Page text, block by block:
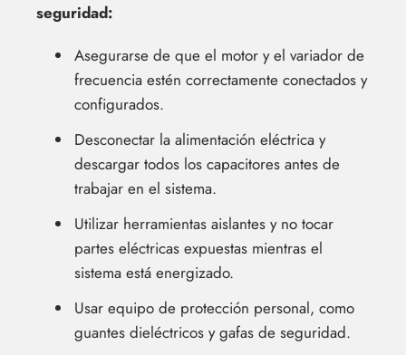
seguridad:
Asegurarse de que el motor y el variador de
frecuencia estén correctamente conectados y
configurados.
Desconectar la alimentación eléctrica y
descargar todos los capacitores antes de
trabajar en el sistema.
Utilizar herramientas aislantes y no tocar
partes eléctricas expuestas mientras el
sistema está energizado.
Usar equipo de protección personal, como
guantes dieléctricos y gafas de seguridad.